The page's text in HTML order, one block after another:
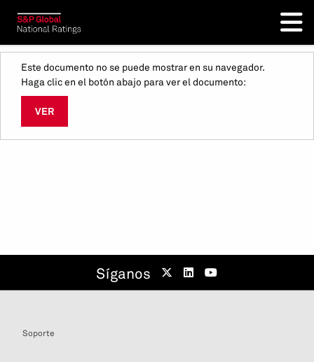
Este documento no se puede mostrar en su navegador.
Haga clic en el botón abajo para ver el documento:
VER
Síganos
Soporte